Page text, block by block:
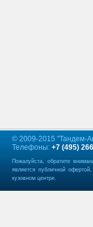
© 2009-2015 "Тандем-
Телефоны: +7 (495)
Пожалуйста, обратите
является публичной
кузовном центре.